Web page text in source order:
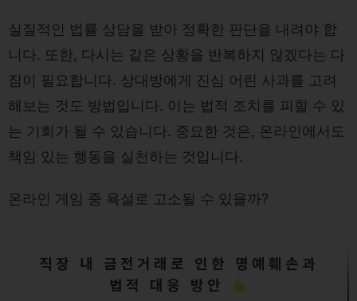
실질적인 법률 상담을 받아 정확한 판단을 내려야 합
니다. 또한, 다시는 같은 상황을 반복하지 않겠다는 다
짐이 필요합니다. 상대방에게 진심 어린 사과를 고려
해보는 것도 방법입니다. 이는 법적 조치를 피할 수 있
는 기회가 될 수 있습니다. 중요한 것은, 온라인에서도
책임 있는 행동을 실천하는 것입니다.
온라인 게임 중 욕설로 고소될 수 있을까?
직장 내 금전거래로 인한 명예훼손과
법적 대응 방안